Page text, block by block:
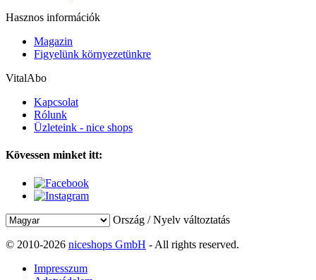
Hasznos információk
Magazin
Figyelünk környezetünkre
VitalAbo
Kapcsolat
Rólunk
Üzleteink - nice shops
Kövessen minket itt:
Ország / Nyelv változtatás
© 2010-2026 niceshops GmbH - All rights reserved.
Impresszum